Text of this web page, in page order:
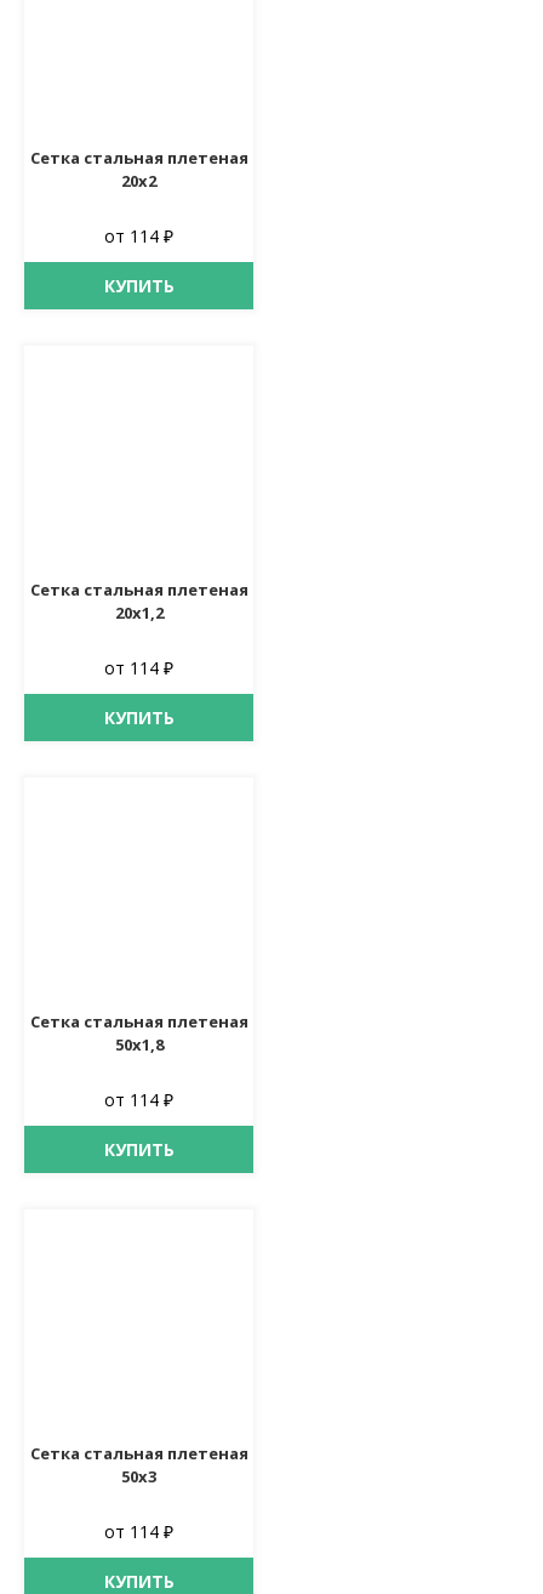
Сетка стальная плетеная
20х2
от 114 ₽
КУПИТЬ
Сетка стальная плетеная
20х1,2
от 114 ₽
КУПИТЬ
Сетка стальная плетеная
50х1,8
от 114 ₽
КУПИТЬ
Сетка стальная плетеная
50х3
от 114 ₽
КУПИТЬ